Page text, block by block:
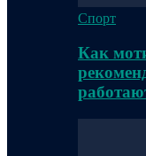
Спорт
Как